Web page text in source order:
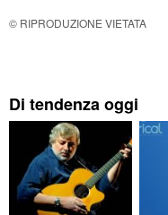
© RIPRODUZIONE VIETATA
Di tendenza oggi